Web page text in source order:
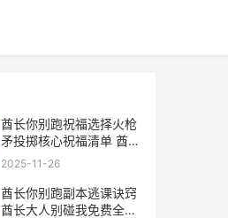
酋长你别跑祝福选择火枪
矛投掷核心祝福清单 酋长
你别跑祝福选择
2025-11-26
酋长你别跑副本逃课诀窍
酋长大人别碰我免费全文